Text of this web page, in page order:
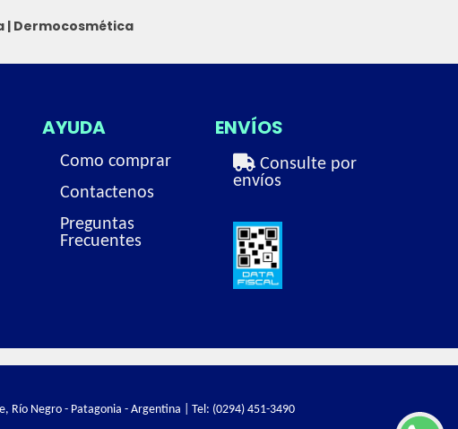
| Dermocosmética
AYUDA
Como comprar
Contactenos
Preguntas
Frecuentes
ENVÍOS
Consulte por
envíos
Río Negro - Patagonia - Argentina | Tel: (0294) 451-3490